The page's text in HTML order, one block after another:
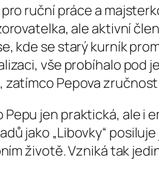
ruční práce a
ale aktivní
kde se starý kurník
vše probíhalo pod
Pepova
jen praktická, ale i
jako „Libovky“
životě. Vzniká tak